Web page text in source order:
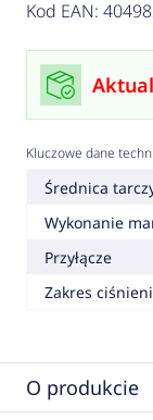
Kod EAN:
Kluczowe dane
Średnica
Wykonanie
Przyłącze
Zakres
O produkcie